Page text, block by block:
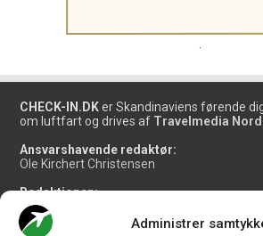
Administrer
CHECK-IN.DK er Skandinaviens førende
om luftfart og drives af Travelmedia
Ansvarshavende redaktør:
Ole Kirchert Christensen
Redaktionen:
Christian Granhøj Skouboe
Henrik Baumgarten